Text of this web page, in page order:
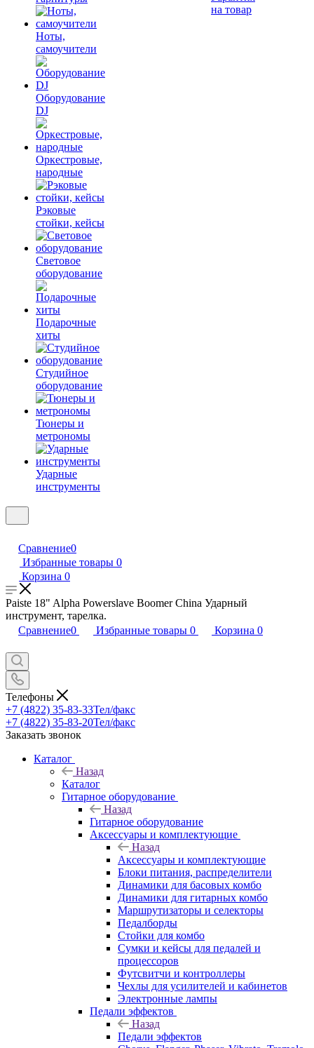
Ноты,
самоучители
Оборудование
DJ
Оркестровые,
народные
Рэковые
стойки, кейсы
Световое
оборудование
Подарочные
хиты
Студийное
оборудование
Тюнеры и
метрономы
Ударные
инструменты
на товар
Сравнение0
Избранные товары 0
Корзина 0
Paiste 18" Alpha Powerslave Boomer China Ударный
инструмент, тарелка.
Сравнение0 Избранные товары 0 Корзина 0
Телефоны
+7 (4822) 35-83-33Тел/факс
+7 (4822) 35-83-20Тел/факс
Заказать звонок
Каталог
Назад
Каталог
Гитарное оборудование
Назад
Гитарное оборудование
Аксессуары и комплектующие
Назад
Аксессуары и комплектующие
Блоки питания, распределители
Динамики для басовых комбо
Динамики для гитарных комбо
Маршрутизаторы и селекторы
Педалборды
Стойки для комбо
Сумки и кейсы для педалей и
процессоров
Футсвитчи и контроллеры
Чехлы для усилителей и кабинетов
Электронные лампы
Педали эффектов
Назад
Педали эффектов